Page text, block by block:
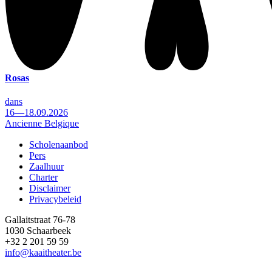
Rosas
dans
16—18.09.2026
Ancienne Belgique
Footer
Scholenaanbod
Pers
Zaalhuur
Charter
Disclaimer
Privacybeleid
Gallaitstraat 76-78
1030 Schaarbeek
+32 2 201 59 59
info@kaaitheater.be